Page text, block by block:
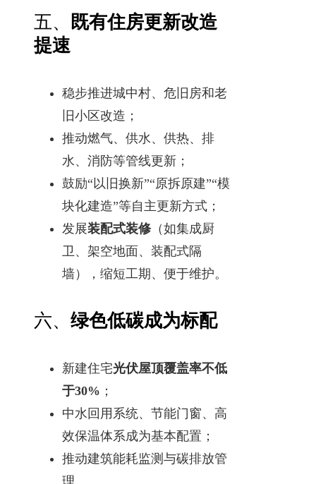
五、 既有住房更新改造
提速
稳步推进城中村、危旧房和老
旧小区改造；
推动燃气、供水、供热、排
水、消防等管线更新；
鼓励“以旧换新”“原拆原建”“模
块化建造”等自主更新方式；
发展装配式装修（如集成厨
卫、架空地面、装配式隔
墙），缩短工期、便于维护。
六、 绿色低碳成为标配
新建住宅光伏屋顶覆盖率不低
于30% ；
中水回用系统、节能门窗、高
效保温体系成为基本配置；
推动建筑能耗监测与碳排放管
理。